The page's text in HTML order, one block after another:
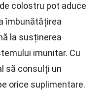
colostru pot aduce
îmbunătățirea
la susținerea
imunitar. Cu
să consulți un
orice suplimentare.